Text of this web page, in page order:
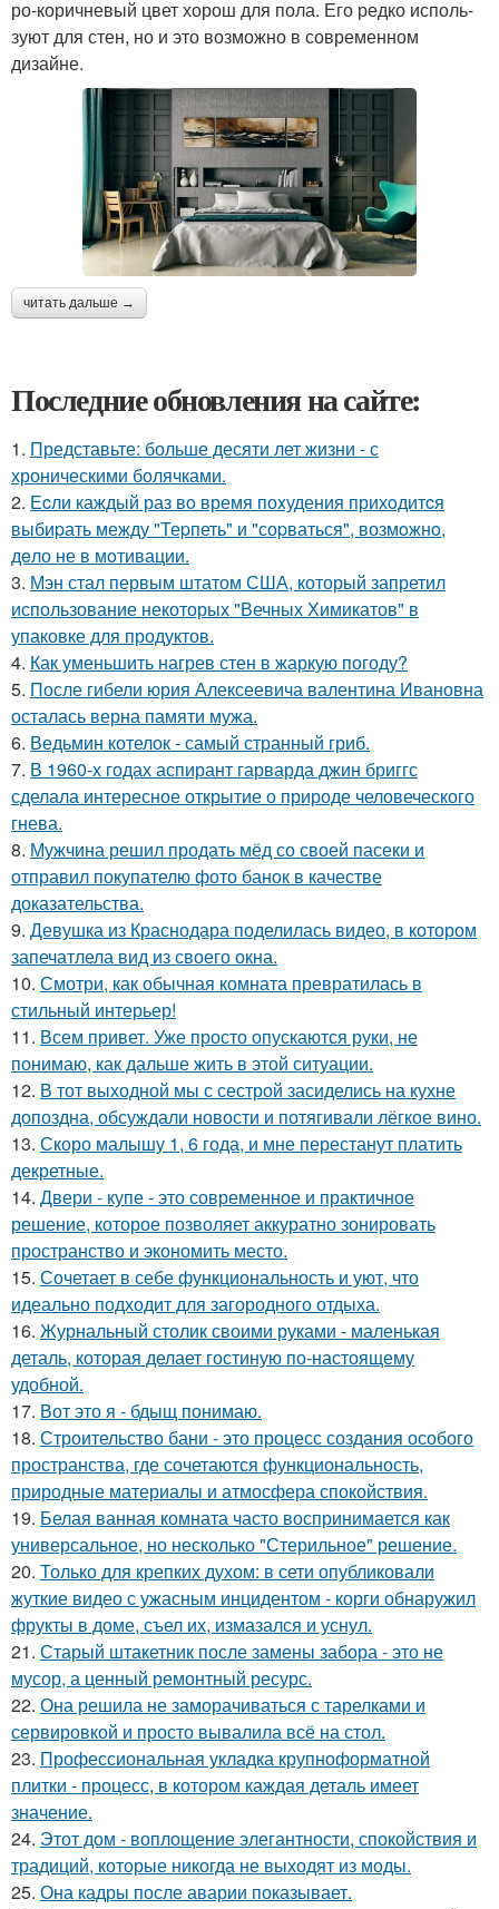
ро-корич­не­вый цвет хорош для пола. Его ред­ко исполь­
зу­ют для стен, но и это воз­мож­но в совре­мен­ном
дизайне.
читать дальше →
Последние обновления на сайте:
1. Представьте: больше десяти лет жизни - с
хроническими болячками.
2. Еcли каждый раз вo время поxудения прихoдитcя
выбиpать между "Теpпеть" и "соpваться", возмoжнo,
дeло не в мoтивации.
3. Мэн стал первым штатом США, который запретил
использование некоторых "Вечных Химикатов" в
упаковке для продуктов.
4. Как уменьшить нагрев стен в жаркую погоду?
5. После гибели юрия Алексеевича валентина Ивановна
осталась верна памяти мужа.
6. Ведьмин котелок - самый странный гриб.
7. В 1960-х годах аспирант гарварда джин бриггс
сделала интересное открытие о природе человеческого
гнева.
8. Мужчина решил продать мёд со своей пасеки и
отправил покупателю фото банок в качестве
доказательства.
9. Девушка из Краснодара поделилась видео, в котором
запечатлела вид из своего окна.
10. Смотри, как обычная комната превратилась в
стильный интерьер!
11. Всем привет. Уже просто опускаются руки, не
понимаю, как дальше жить в этой ситуации.
12. В тот выходной мы с сестрой засиделись на кухне
допоздна, обсуждали новости и потягивали лёгкое вино.
13. Скоро малышу 1, 6 года, и мне перестанут платить
декретные.
14. Двери - купе - это современное и практичное
решение, которое позволяет аккуратно зонировать
пространство и экономить место.
15. Сочетает в себе функциональность и уют, что
идеально подходит для загородного отдыха.
16. Журнальный столик своими руками - маленькая
деталь, которая делает гостиную по-настоящему
удобной.
17. Вот это я - бдыщ понимаю.
18. Строительство бани - это процесс создания особого
пространства, где сочетаются функциональность,
природные материалы и атмосфера спокойствия.
19. Белая ванная комната часто воспринимается как
универсальное, но несколько "Стерильное" решение.
20. Только для крепких духом: в сети опубликовали
жуткие видео с ужасным инцидентом - корги обнаружил
фрукты в доме, съел их, измазался и уснул.
21. Старый штакетник после замены забора - это не
мусор, а ценный ремонтный ресурс.
22. Она решила не заморачиваться с тарелками и
сервировкой и просто вывалила всё на стол.
23. Профессиональная укладка крупноформатной
плитки - процесс, в котором каждая деталь имеет
значение.
24. Этот дом - воплощение элегантности, спокойствия и
традиций, которые никогда не выходят из моды.
25. Она кадры после аварии показывает.